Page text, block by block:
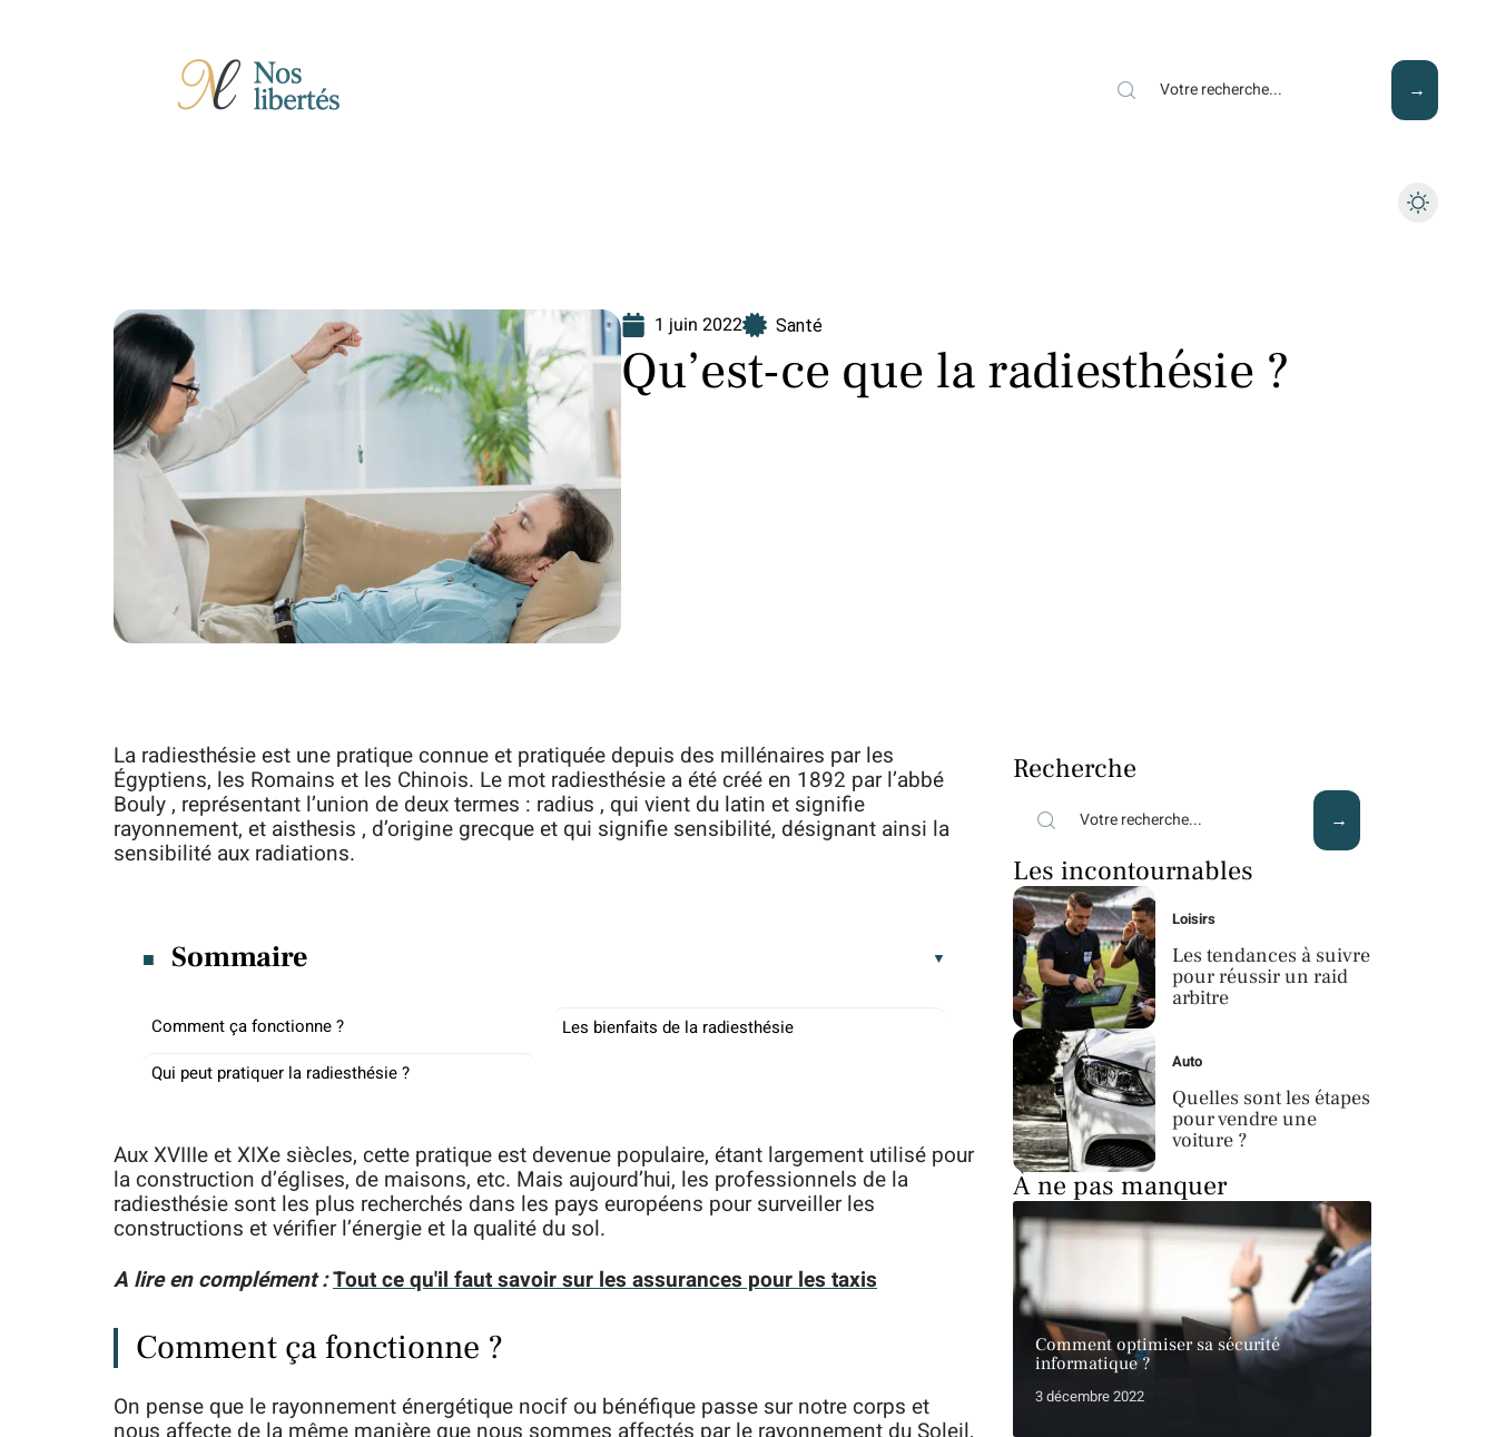
1 juin 2022 Santé
Qu’est-ce que la radiesthésie ?
La radiesthésie est une pratique connue et pratiquée depuis des millénaires par les
Égyptiens, les Romains et les Chinois. Le mot radiesthésie a été créé en 1892 par l’abbé
Bouly , représentant l’union de deux termes : radius , qui vient du latin et signifie
rayonnement, et aisthesis , d’origine grecque et qui signifie sensibilité, désignant ainsi la
sensibilité aux radiations.
Sommaire
Comment ça fonctionne ?
Qui peut pratiquer la radiesthésie ?
Les bienfaits de la radiesthésie
Aux XVIIIe et XIXe siècles, cette pratique est devenue populaire, étant largement utilisé pour
la construction d’églises, de maisons, etc. Mais aujourd’hui, les professionnels de la
radiesthésie sont les plus recherchés dans les pays européens pour surveiller les
constructions et vérifier l’énergie et la qualité du sol.
A lire en complément :Tout ce qu'il faut savoir sur les assurances pour les taxis
Comment ça fonctionne ?
On pense que le rayonnement énergétique nocif ou bénéfique passe sur notre corps et
Recherche
Les incontournables
Loisirs
Les tendances à suivre
pour réussir un raid
arbitre
Auto
Quelles sont les étapes
pour vendre une
voiture ?
À ne pas manquer
Comment optimiser sa sécurité
informatique ?
3 décembre 2022